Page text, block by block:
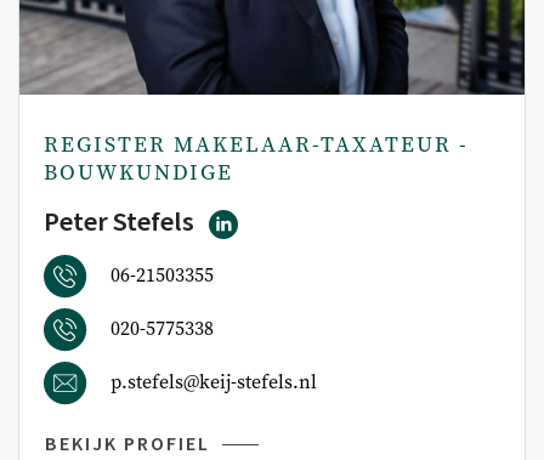
REGISTER MAKELAAR-TAXATEUR -
BOUWKUNDIGE
Peter Stefels
06-21503355
020-5775338
p.stefels@keij-stefels.nl
BEKIJK PROFIEL